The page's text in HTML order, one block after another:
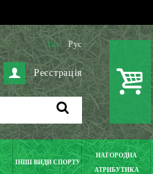
Укр Рус
Реєстрація
ІНШІ ВИДИ СПОРТУ
НАГОРОДНА
АТРИБУТИКА